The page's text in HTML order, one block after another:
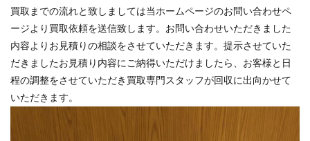
買取までの流れと致しましては当ホームページのお問い合わせペ
ージより買取依頼を送信致します。お問い合わせいただきました
内容よりお見積りの相談をさせていただきます。提示させていた
だきましたお見積り内容にご納得いただけましたら、お客様と日
程の調整をさせていただき買取専門スタッフが回収に出向かせて
いただきます。